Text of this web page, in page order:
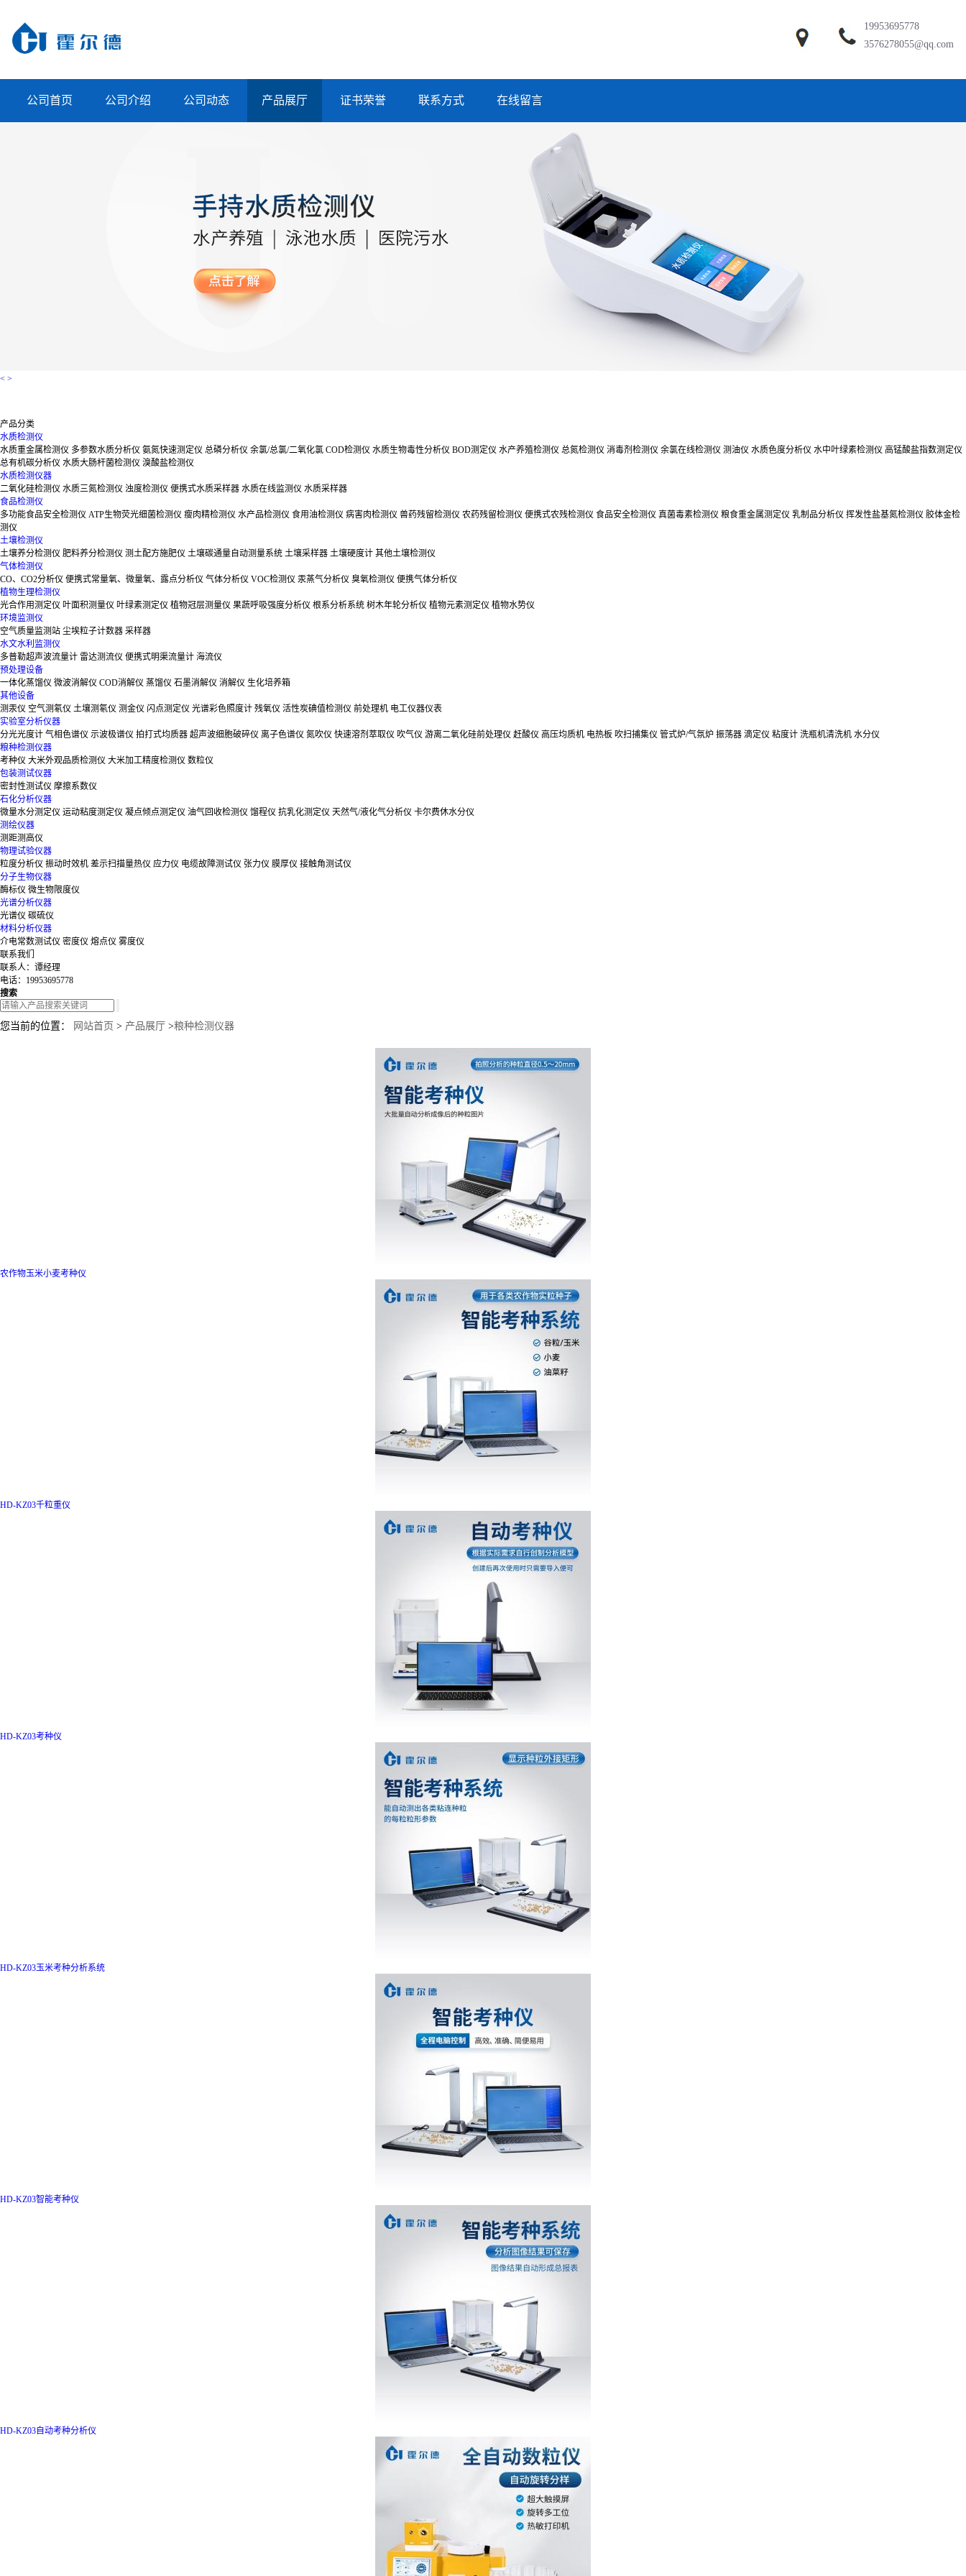
19953695778
3576278055@qq.com
公司首页 公司介绍 公司动态 产品展厅 证书荣誉 联系方式 在线留言
< >
产品分类
水质检测仪
水质重金属检测仪 多参数水质分析仪 氨氮快速测定仪 总磷分析仪 余氯/总氯/二氧化氯 COD检测仪 水质生物毒性分析仪 BOD测定仪 水产养殖检测仪 总氮检测仪 消毒剂检测仪 余氯在线检测仪 测油仪 水质色度分析仪 水中叶绿素检测仪 高锰酸盐指数测定仪
总有机碳分析仪 水质大肠杆菌检测仪 溴酸盐检测仪
水质检测仪器
二氧化硅检测仪 水质三氮检测仪 浊度检测仪 便携式水质采样器 水质在线监测仪 水质采样器
食品检测仪
多功能食品安全检测仪 ATP生物荧光细菌检测仪 瘦肉精检测仪 水产品检测仪 食用油检测仪 病害肉检测仪 兽药残留检测仪 农药残留检测仪 便携式农残检测仪 食品安全检测仪 真菌毒素检测仪 粮食重金属测定仪 乳制品分析仪 挥发性盐基氮检测仪 胶体金检
测仪
土壤检测仪
土壤养分检测仪 肥料养分检测仪 测土配方施肥仪 土壤碳通量自动测量系统 土壤采样器 土壤硬度计 其他土壤检测仪
气体检测仪
CO、CO2分析仪 便携式常量氧、微量氧、露点分析仪 气体分析仪 VOC检测仪 汞蒸气分析仪 臭氧检测仪 便携气体分析仪
植物生理检测仪
光合作用测定仪 叶面积测量仪 叶绿素测定仪 植物冠层测量仪 果蔬呼吸强度分析仪 根系分析系统 树木年轮分析仪 植物元素测定仪 植物水势仪
环境监测仪
空气质量监测站 尘埃粒子计数器 采样器
水文水利监测仪
多普勒超声波流量计 雷达测流仪 便携式明渠流量计 海流仪
预处理设备
一体化蒸馏仪 微波消解仪 COD消解仪 蒸馏仪 石墨消解仪 消解仪 生化培养箱
其他设备
测汞仪 空气测氡仪 土壤测氡仪 测金仪 闪点测定仪 光谱彩色照度计 残氧仪 活性炭碘值检测仪 前处理机 电工仪器仪表
实验室分析仪器
分光光度计 气相色谱仪 示波极谱仪 拍打式均质器 超声波细胞破碎仪 离子色谱仪 氮吹仪 快速溶剂萃取仪 吹气仪 游离二氧化硅前处理仪 赶酸仪 高压均质机 电热板 吹扫捕集仪 管式炉/气氛炉 振荡器 滴定仪 粘度计 洗瓶机清洗机 水分仪
粮种检测仪器
考种仪 大米外观品质检测仪 大米加工精度检测仪 数粒仪
包装测试仪器
密封性测试仪 摩擦系数仪
石化分析仪器
微量水分测定仪 运动粘度测定仪 凝点倾点测定仪 油气回收检测仪 馏程仪 抗乳化测定仪 天然气/液化气分析仪 卡尔费休水分仪
测绘仪器
测距测高仪
物理试验仪器
粒度分析仪 振动时效机 差示扫描量热仪 应力仪 电缆故障测试仪 张力仪 膜厚仪 接触角测试仪
分子生物仪器
酶标仪 微生物限度仪
光谱分析仪器
光谱仪 碳硫仪
材料分析仪器
介电常数测试仪 密度仪 熔点仪 雾度仪
联系我们
联系人：谭经理
电话：19953695778
搜索
您当前的位置： 网站首页 > 产品展厅 >粮种检测仪器
农作物玉米小麦考种仪
HD-KZ03千粒重仪
HD-KZ03考种仪
HD-KZ03玉米考种分析系统
HD-KZ03智能考种仪
HD-KZ03自动考种分析仪